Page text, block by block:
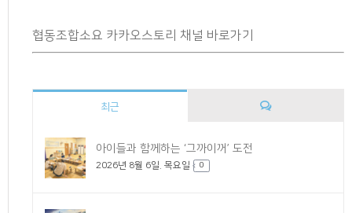
협동조합소요 카카오스토리 채널 바로가기
최근
아이들과 함께하는 ‘그까이꺼’ 도전
2026년 8월 6일. 목요일 0